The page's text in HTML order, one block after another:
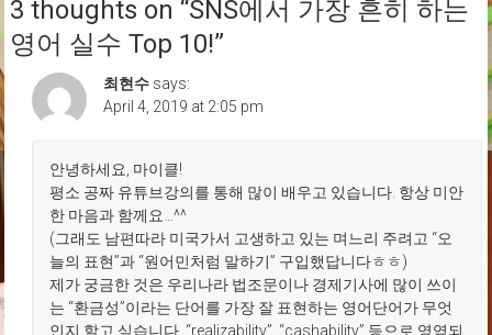
신
입
클
엇!
3 thoughts on “SNS에서 가장 흔히 하는
영어 실수 Top 10!”
최현수 says:
April 4, 2019 at 2:05 pm
안녕하세요, 마이클!
평소 공짜 유튜브강의를 통해 많이 배우고 있습니다. 항상 미안
한 마음과 함께요…^^
(그래도 남편따라 미국가서 고생하고 있는 며느리 주려고 “오
늘의 표현”과 “원어민처럼 말하기” 구입했답니다ㅎㅎ)
제가 궁금한 것은 우리나라 법조문이나 경제기사에 많이 쓰이
는 “환금성”이라는 단어를 가장 잘 표현하는 영어단어가 무엇
인지 할고 싶습니다. “realizability”, “cashability” 등으로 영역되